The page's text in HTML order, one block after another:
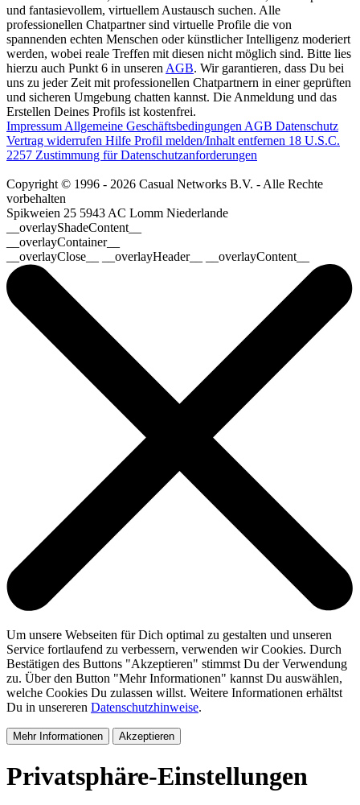
und fantasievollem, virtuellem Austausch suchen. Alle
professionellen Chatpartner sind virtuelle Profile die von
spannenden echten Menschen oder künstlicher Intelligenz moderiert
werden, wobei reale Treffen mit diesen nicht möglich sind. Bitte lies
hierzu auch Punkt 6 in unseren AGB. Wir garantieren, dass Du bei
uns zu jeder Zeit mit professionellen Chatpartnern in einer geprüften
und sicheren Umgebung chatten kannst. Die Anmeldung und das
Erstellen Deines Profils ist kostenfrei.
Impressum Allgemeine Geschäftsbedingungen AGB Datenschutz
Vertrag widerrufen Hilfe Profil melden/Inhalt entfernen 18 U.S.C.
2257 Zustimmung für Datenschutzanforderungen
Copyright © 1996 - 2026 Casual Networks B.V. - Alle Rechte
vorbehalten
Spikweien 25 5943 AC Lomm Niederlande
__overlayShadeContent__
__overlayContainer__
__overlayClose__ __overlayHeader__ __overlayContent__
Um unsere Webseiten für Dich optimal zu gestalten und unseren
Service fortlaufend zu verbessern, verwenden wir Cookies. Durch
Bestätigen des Buttons "Akzeptieren" stimmst Du der Verwendung
zu. Über den Button "Mehr Informationen" kannst Du auswählen,
welche Cookies Du zulassen willst. Weitere Informationen erhältst
Du in unsereren Datenschutzhinweise.
Mehr Informationen Akzeptieren
Privatsphäre-Einstellungen